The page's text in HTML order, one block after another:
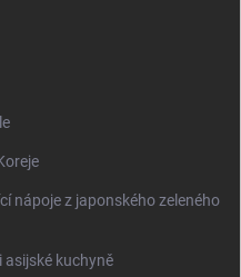
nápoje z japonského zeleného
kuchyně